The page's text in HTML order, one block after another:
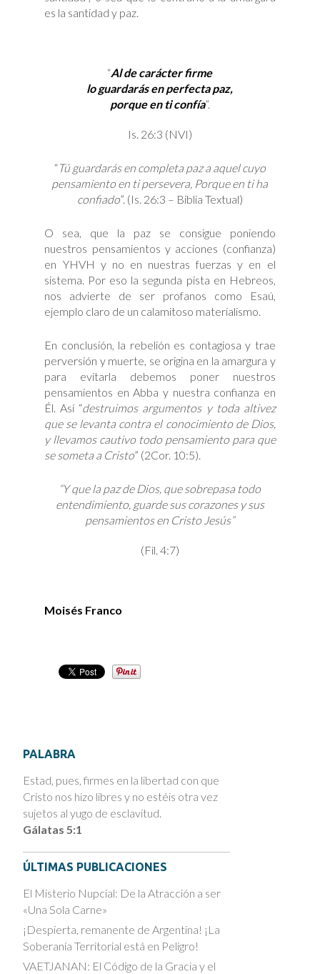
es la santidad y paz.
“Al de carácter firme
lo guardarás en perfecta paz,
porque en ti confía”.
Is. 26:3 (NVI)
“Tú guardarás en completa paz a aquel cuyo
pensamiento en ti persevera, Porque en ti ha
confiado”. (Is. 26:3 – Biblia Textual)
O sea, que la paz se consigue poniendo
nuestros pensamientos y acciones (confianza)
en YHVH y no en nuestras fuerzas y en el
sistema. Por eso la segunda pista en Hebreos,
nos advierte de ser profanos como Esaú,
ejemplo claro de un calamitoso materialismo.
En conclusión, la rebelión es contagiosa y trae
perversión y muerte, se origina en la amargura y
para evitarla debemos poner nuestros
pensamientos en Abba y nuestra confianza en
Él. Así “destruimos argumentos y toda altivez
que se levanta contra el conocimiento de Dios,
y llevamos cautivo todo pensamiento para que
se someta a Cristo” (2Cor. 10:5).
“Y que la paz de Dios, que sobrepasa todo
entendimiento, guarde sus corazones y sus
pensamientos en Cristo Jesús”
(Fil. 4:7)
Moisés Franco
PALABRA
Estad, pues, firmes en la libertad con que
Cristo nos hizo libres y no estéis otra vez
sujetos al yugo de esclavitud.
Gálatas 5:1
ÚLTIMAS PUBLICACIONES
El Misterio Nupcial: De la Atracción a ser
«Una Sola Carne»
¡Despierta, remanente de Argentina! ¡La
Soberanía Territorial está en Peligro!
VAETJANAN: El Código de la Gracia y el